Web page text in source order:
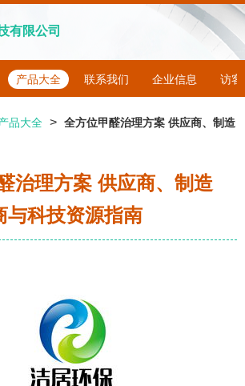
有限公司
产品大全 联系我们 企业信息 访客
品大全 > 全方位甲醛治理方案 供应商、制造
治理方案 供应商、制造
与科技资源指南